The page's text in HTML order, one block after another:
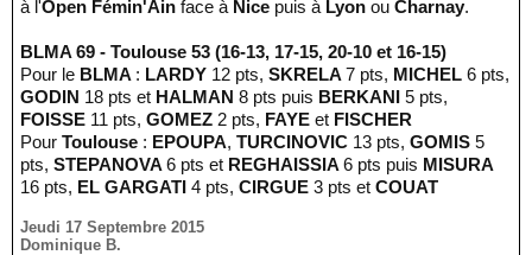
à l'Open Fémin'Ain face à Nice puis à Lyon ou Charnay.
BLMA 69 - Toulouse 53 (16-13, 17-15, 20-10 et 16-15)
Pour le BLMA : LARDY 12 pts, SKRELA 7 pts, MICHEL 6 pts,
GODIN 18 pts et HALMAN 8 pts puis BERKANI 5 pts,
FOISSE 11 pts, GOMEZ 2 pts, FAYE et FISCHER
Pour Toulouse : EPOUPA, TURCINOVIC 13 pts, GOMIS 5
pts, STEPANOVA 6 pts et REGHAISSIA 6 pts puis MISURA
16 pts, EL GARGATI 4 pts, CIRGUE 3 pts et COUAT
Jeudi 17 Septembre 2015
Dominique B.